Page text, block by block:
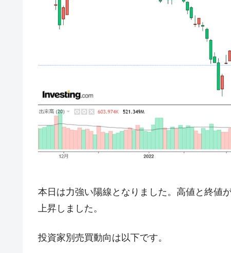
『Money1』 韓国製造業「半導体絶好調」のウラ
『Money1』 【米韓激突案件】韓国消費者院が『
韓国型イージス搭載の次世代駆逐艦「
【対日本円】ウォン安が急進！ 日米
『Money1』
韓国政府『BYD』車への補助金を全
1.9倍！
『Money1』
在韓米国大使スティールが着韓！⇒ さ
『Money1』 韓国政府「2035年までに18.4GW規模
『Money1』 韓国『国民年金公団』株価暴落で200兆
『Money1』 韓国「橋が落ちました」⇒ 耐久性「な
本日は力強い陽線となりました。高値と終値
上昇しました。
投資家別売買動向は以下です。